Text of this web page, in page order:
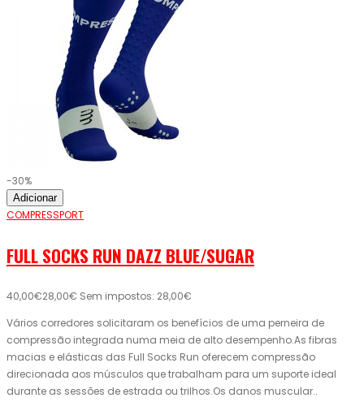
-30%
Adicionar
COMPRESSPORT
FULL SOCKS RUN DAZZ BLUE/SUGAR
40,00€28,00€ Sem impostos: 28,00€
Vários corredores solicitaram os benefícios de uma perneira de
compressão integrada numa meia de alto desempenho.As fibras
macias e elásticas das Full Socks Run oferecem compressão
direcionada aos músculos que trabalham para um suporte ideal
durante as sessões de estrada ou trilhos.Os danos muscular..